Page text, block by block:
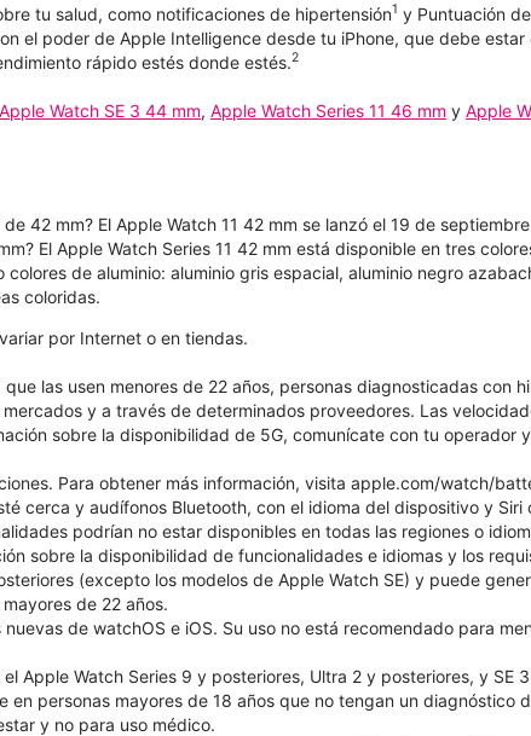
tu salud, como notificaciones de hipertensión1 y Puntuación
el poder de Apple Intelligence desde tu iPhone, que debe estar
rápido estés donde estés.2
Apple Watch SE 3 44 mm, Apple Watch Series 11 46 mm y Apple
42 mm? El Apple Watch 11 42 mm se lanzó el 19 de
El Apple Watch Series 11 42 mm está disponible en tres
de aluminio: aluminio gris espacial, aluminio negro
coloridas.
por Internet o en tiendas.
las usen menores de 22 años, personas diagnosticadas con
y a través de determinados proveedores. Las
sobre la disponibilidad de 5G, comunícate con tu operador
Para obtener más información, visita apple.com/watch/
cerca y audífonos Bluetooth, con el idioma del dispositivo y
podrían no estar disponibles en todas las regiones o
sobre la disponibilidad de funcionalidades e idiomas y los
(excepto los modelos de Apple Watch SE) y puede
de 22 años.
de watchOS e iOS. Su uso no está recomendado para
Apple Watch Series 9 y posteriores, Ultra 2 y posteriores, y SE
personas mayores de 18 años que no tengan un diagnóstico
y no para uso médico.